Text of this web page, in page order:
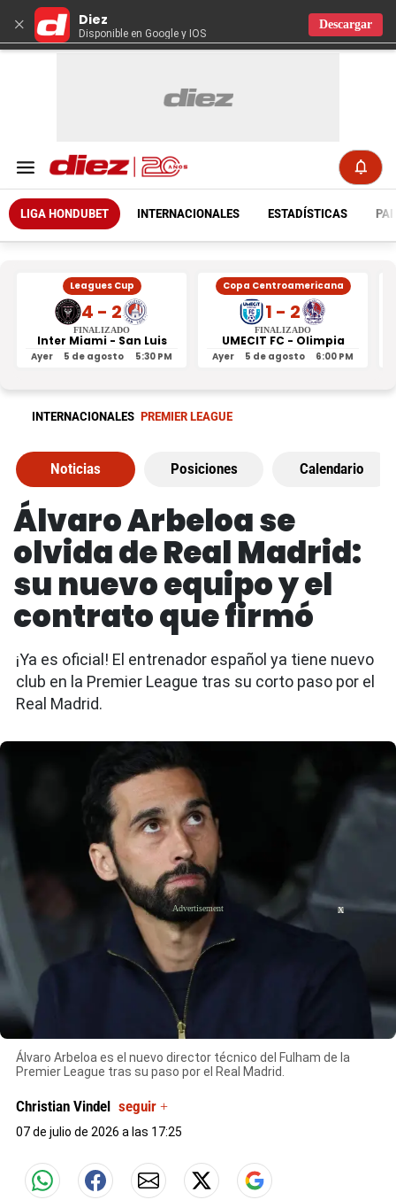
× Diez
Disponible en Google y IOS
Descargar
LIGA HONDUBET INTERNACIONALES ESTADÍSTICAS
Leagues Cup
4 - 2
FINALIZADO
Inter Miami - San Luis
Ayer 5 de agosto 5:30 PM
Copa Centroamericana
1 - 2
FINALIZADO
UMECIT FC - Olimpia
Ayer 5 de agosto 6:00 PM
INTERNACIONALES PREMIER LEAGUE
Noticias Posiciones Calendario
Álvaro Arbeloa se
olvida de Real Madrid:
su nuevo equipo y el
contrato que firmó
¡Ya es oficial! El entrenador español ya tiene nuevo
club en la Premier League tras su corto paso por el
Real Madrid.
Álvaro Arbeloa es el nuevo director técnico del Fulham de la
Premier League tras su paso por el Real Madrid.
X
Christian Vindel seguir +
07 de julio de 2026 a las 17:25